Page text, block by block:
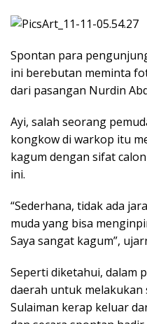
Spontan para
ini berebutan meminta
dari pasangan Nurdin
Ayi, salah seorang
kongkow di warkop itu
kagum dengan sifat
ini.
“Sederhana, tidak ada
muda yang bisa
Saya sangat kagum”,
Seperti diketahui, dalam
daerah untuk melakukan
Sulaiman kerap keluar